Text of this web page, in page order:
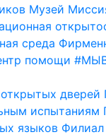
Музей
среда
помощи
дверей
испытаниям
языков